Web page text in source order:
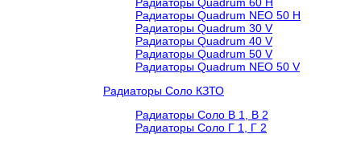
Радиаторы Quadrum NEO 50 H
Радиаторы Quadrum 30 V
Радиаторы Quadrum 40 V
Радиаторы Quadrum 50 V
Радиаторы Quadrum NEO 50 V
Радиаторы Соло КЗТО
Радиаторы Соло В 1, В 2
Радиаторы Соло Г 1, Г 2